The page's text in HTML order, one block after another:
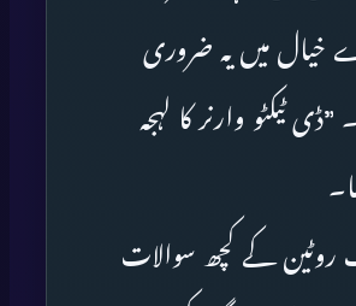
خیال میں یہ ضروری
ٹیکٹو وارنر کا لہجہ
کے کچھ سوالات